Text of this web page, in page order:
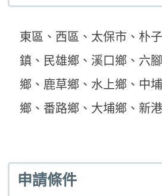
東區、西區、太保市、朴
鎮、民雄鄉、溪口鄉、六
鄉、鹿草鄉、水上鄉、中
鄉、番路鄉、大埔鄉、新
申請條件